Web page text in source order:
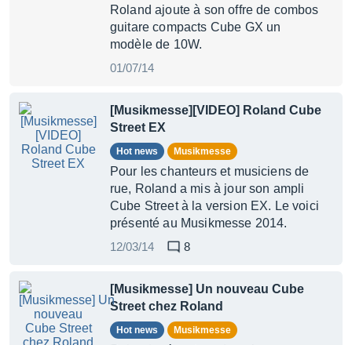
Roland ajoute à son offre de combos
guitare compacts Cube GX un
modèle de 10W.
01/07/14
[Musikmesse][VIDEO] Roland Cube
Street EX
Hot news Musikmesse
Pour les chanteurs et musiciens de
rue, Roland a mis à jour son ampli
Cube Street à la version EX. Le voici
présenté au Musikmesse 2014.
12/03/14
8
[Musikmesse] Un nouveau Cube
Street chez Roland
Hot news Musikmesse